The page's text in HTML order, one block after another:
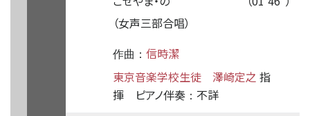
（女声三部合唱）
作曲： 信時潔
東京音楽学校生徒
澤崎定之 指
揮
ピアノ伴奏 ： 不詳